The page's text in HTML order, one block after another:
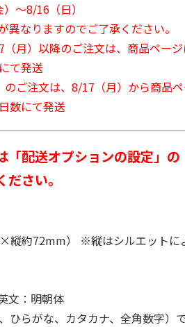
コジコジ／ショルダ
ー付きバッグ
1,760円
(送料別・税込)
アニメ『ジョジョの
奇妙な冒険 黄金の
～8/16（日）
異なりますのでご了承ください。
月）以降のご注文は、商品ペー
て発送
のご注文は、8/17（月）から商品
数にて発送
配送オプションの設定」の
さい。
縦約72mm） ※縦はシルエットに
文：明朝体
らがな、カタカナ、全角数字）